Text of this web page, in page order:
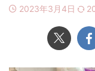
2023年3月4日